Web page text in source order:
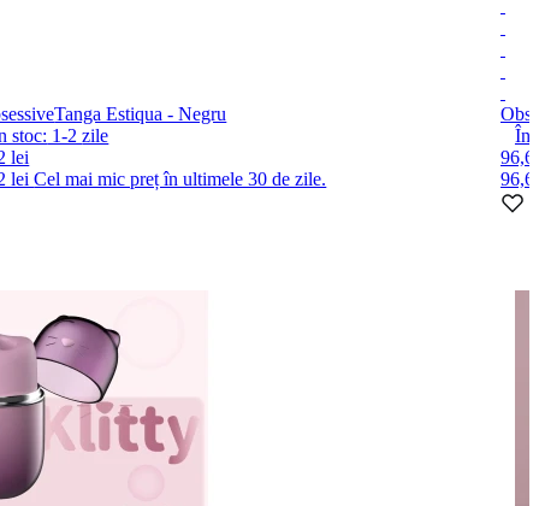
Tanga Estiqua - Negru
stoc: 1-2zile
lei
leiCel mai mic preț în ultimele 30 de zile.
În